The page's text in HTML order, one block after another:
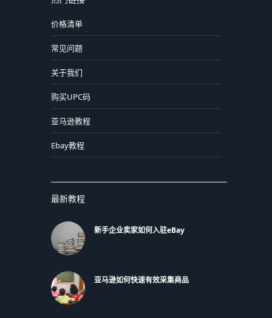
价格清单
常见问题
关于我们
购买UPC码
亚马逊教程
Ebay教程
最新教程
新手企业卖家如何入驻eBay
亚马逊如何快速有效采集商品